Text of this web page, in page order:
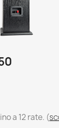
a 12 rate. (